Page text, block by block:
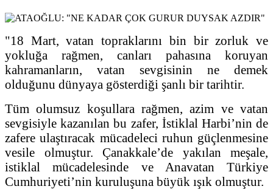
"18 Mart, vatan topraklarını bin bir zorluk ve
yokluğa rağmen, canları pahasına koruyan
kahramanların, vatan sevgisinin ne demek
olduğunu dünyaya gösterdiği şanlı bir tarihtir.
Tüm olumsuz koşullara rağmen, azim ve vatan
sevgisiyle kazanılan bu zafer, İstiklal Harbi’nin de
zafere ulaştıracak mücadeleci ruhun güçlenmesine
vesile olmuştur. Çanakkale’de yakılan meşale,
istiklal mücadelesinde ve Anavatan Türkiye
Cumhuriyeti’nin kuruluşuna büyük ışık olmuştur.